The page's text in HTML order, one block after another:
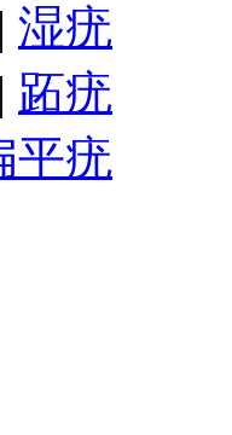
| 湿疣
| 跖疣
平疣